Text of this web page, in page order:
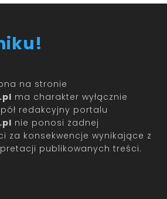
na stronie
ma charakter wyłącznie
redakcyjny portalu
nie ponosi żadnej
za konsekwencje wynikające z
publikowanych treści.